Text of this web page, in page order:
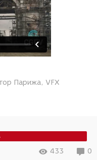
Парижа VFX
433 0